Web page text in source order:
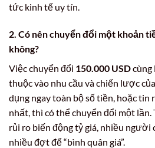
tức kinh tế uy tín.
2. Có nên chuyển đổi một khoản
không?
Việc chuyển đổi 150.000 USDcùng
thuộc vào nhu cầu và chiến lược
dụng ngay toàn bộ số tiền, hoặc tin
nhất, thì có thể chuyển đổi một lần.
rủi ro biến động tỷ giá, nhiều người
nhiều đợt để “bình quân giá”.